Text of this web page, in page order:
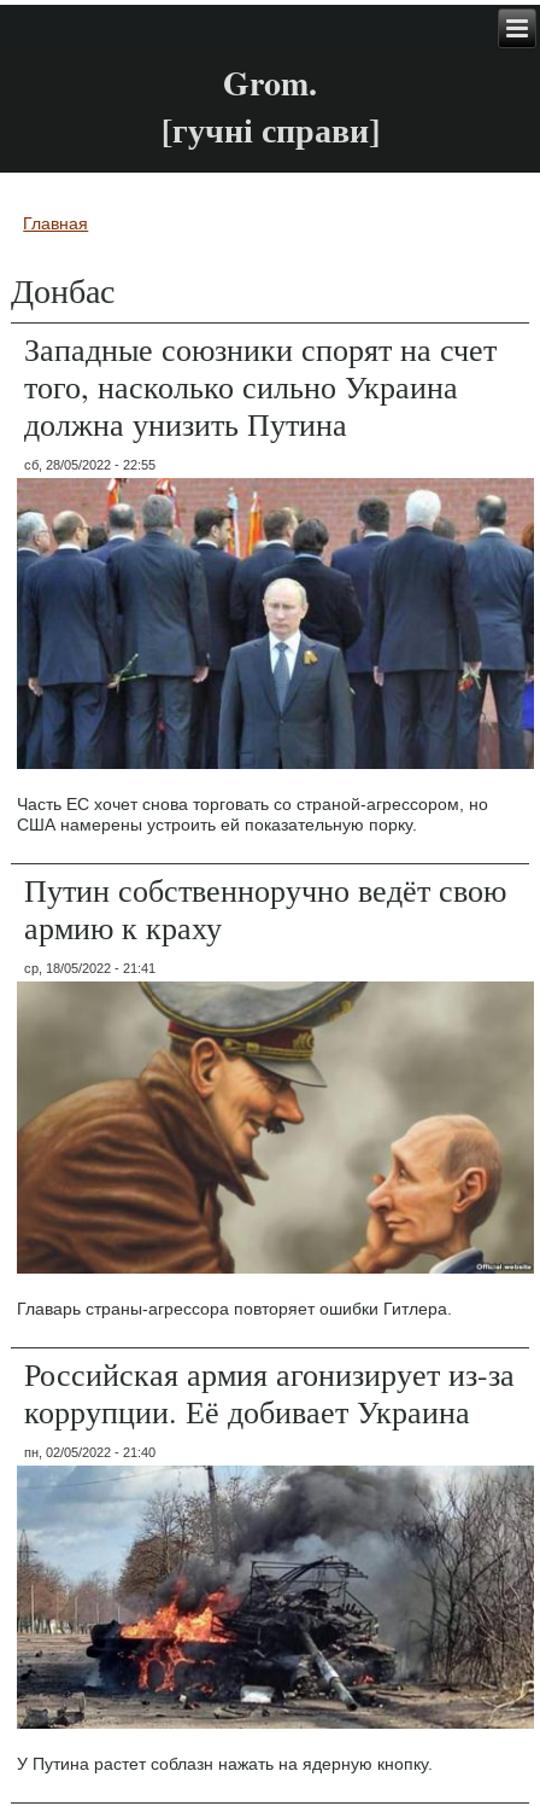
Grom.
[гучні справи]
Вы здесь
Главная
Донбас
Западные союзники спорят на счет
того, насколько сильно Украина
должна унизить Путина
сб, 28/05/2022 - 22:55
Часть ЕС хочет снова торговать со страной-агрессором, но
США намерены устроить ей показательную порку.
Путин собственноручно ведёт свою
армию к краху
ср, 18/05/2022 - 21:41
Главарь страны-агрессора повторяет ошибки Гитлера.
Российская армия агонизирует из-за
коррупции. Её добивает Украина
пн, 02/05/2022 - 21:40
У Путина растет соблазн нажать на ядерную кнопку.